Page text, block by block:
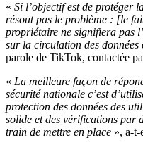
« Si l’objectif est de protéger
résout pas le problème : [le
propriétaire ne signifiera pas
sur la circulation des données
parole de TikTok, contactée
« La meilleure façon de
sécurité nationale c’est
protection des données des
solide et des vérifications par
train de mettre en place », a-t-